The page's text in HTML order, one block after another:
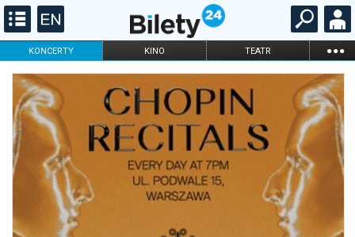
KONCERTY KINO TEATR ...
FILHARMONIA OPERA I BALET
DLA DZIECI
ONLINE KARNETY